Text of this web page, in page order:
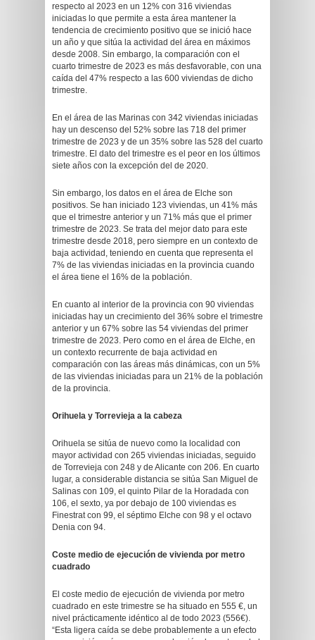
respecto al 2023 en un 12% con 316 viviendas
iniciadas lo que permite a esta área mantener la
tendencia de crecimiento positivo que se inició hace
un año y que sitúa la actividad del área en máximos
desde 2008. Sin embargo, la comparación con el
cuarto trimestre de 2023 es más desfavorable, con una
caída del 47% respecto a las 600 viviendas de dicho
trimestre.
En el área de las Marinas con 342 viviendas iniciadas
hay un descenso del 52% sobre las 718 del primer
trimestre de 2023 y de un 35% sobre las 528 del cuarto
trimestre. El dato del trimestre es el peor en los últimos
siete años con la excepción del de 2020.
Sin embargo, los datos en el área de Elche son
positivos. Se han iniciado 123 viviendas, un 41% más
que el trimestre anterior y un 71% más que el primer
trimestre de 2023. Se trata del mejor dato para este
trimestre desde 2018, pero siempre en un contexto de
baja actividad, teniendo en cuenta que representa el
7% de las viviendas iniciadas en la provincia cuando
el área tiene el 16% de la población.
En cuanto al interior de la provincia con 90 viviendas
iniciadas hay un crecimiento del 36% sobre el trimestre
anterior y un 67% sobre las 54 viviendas del primer
trimestre de 2023. Pero como en el área de Elche, en
un contexto recurrente de baja actividad en
comparación con las áreas más dinámicas, con un 5%
de las viviendas iniciadas para un 21% de la población
de la provincia.
Orihuela y Torrevieja a la cabeza
Orihuela se sitúa de nuevo como la localidad con
mayor actividad con 265 viviendas iniciadas, seguido
de Torrevieja con 248 y de Alicante con 206. En cuarto
lugar, a considerable distancia se sitúa San Miguel de
Salinas con 109, el quinto Pilar de la Horadada con
106, el sexto, ya por debajo de 100 viviendas es
Finestrat con 99, el séptimo Elche con 98 y el octavo
Denia con 94.
Coste medio de ejecución de vivienda por metro
cuadrado
El coste medio de ejecución de vivienda por metro
cuadrado en este trimestre se ha situado en 555 €, un
nivel prácticamente idéntico al de todo 2023 (556€).
“Esta ligera caída se debe probablemente a un efecto